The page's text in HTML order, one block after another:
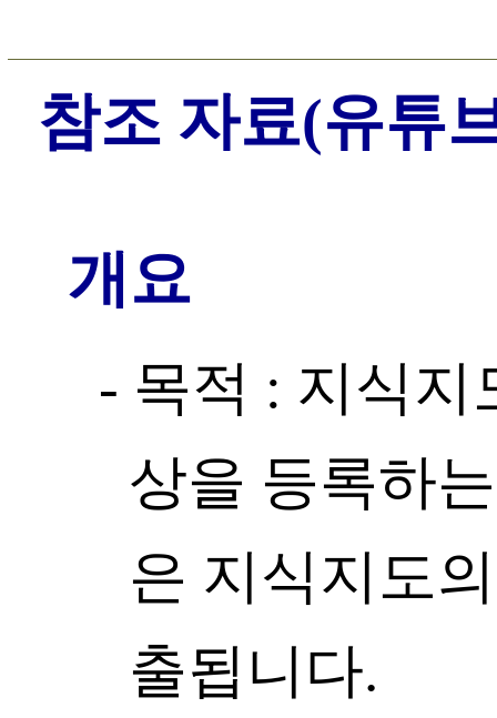
참조 자료(유튜
개요
- 목적 : 지식지
상을 등록하
은 지식지도
출됩니다.